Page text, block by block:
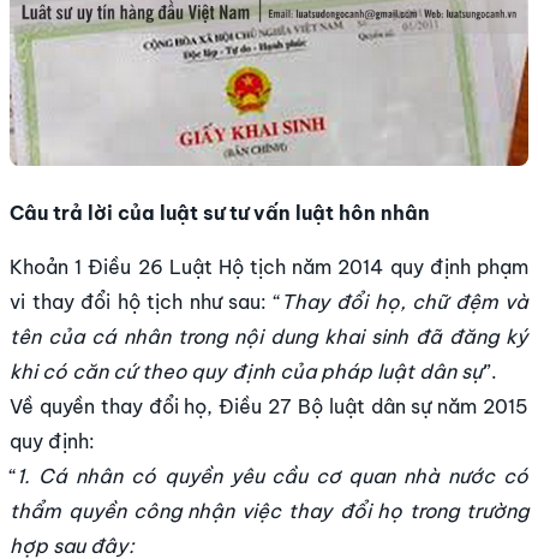
Câu trả lời của luật sư tư vấn luật hôn nhân
Khoản 1 Điều 26 Luật Hộ tịch năm 2014 quy định phạm
vi thay đổi hộ tịch như sau: “ Thay đổi họ, chữ đệm và
tên của cá nhân trong nội dung khai sinh đã đăng ký
khi có căn cứ theo quy định của pháp luật dân sự”.
Về quyền thay đổi họ, Điều 27 Bộ luật dân sự năm 2015
quy định:
“ 1. Cá nhân có quyền yêu cầu cơ quan nhà nước có
thẩm quyền công nhận việc thay đổi họ trong trường
hợp sau đây: